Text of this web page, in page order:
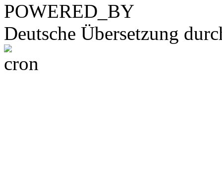
POWERED_BY
Deutsche Übersetzung